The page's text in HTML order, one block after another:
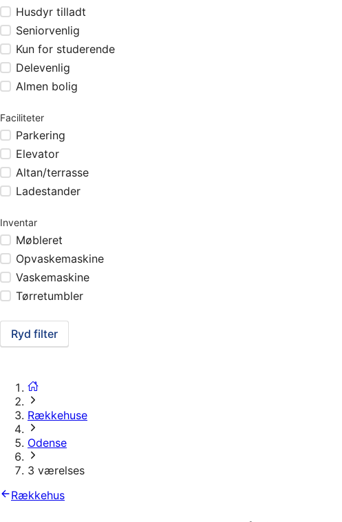
Husdyr tilladt
Seniorvenlig
Kun for studerende
Delevenlig
Almen bolig
Faciliteter
Parkering
Elevator
Altan/terrasse
Ladestander
Inventar
Møbleret
Opvaskemaskine
Vaskemaskine
Tørretumbler
Ryd filter
Rækkehuse
Odense
3 værelses
Rækkehus